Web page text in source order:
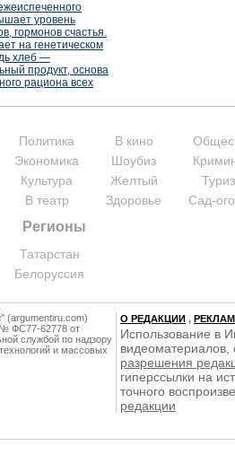
уровень
гормонов счастья.
на генетическом
хлеб —
продукт, основа
рациона всех
Политика
Экономика
Культура
В театр
В кино
Шоубиз
Желтый
Здоровье
Сад-
Регионы
Татарстан
Белоруссия
(argumentiru.com)
№ ФС77-62778 от
службой по надзору
и массовых
О РЕДАКЦИИ ,
Использование в
видеоматериалов,
разрешения
гиперссылки на
точного
редакции